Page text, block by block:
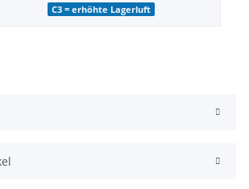
C3 = erhöhte Lagerluft